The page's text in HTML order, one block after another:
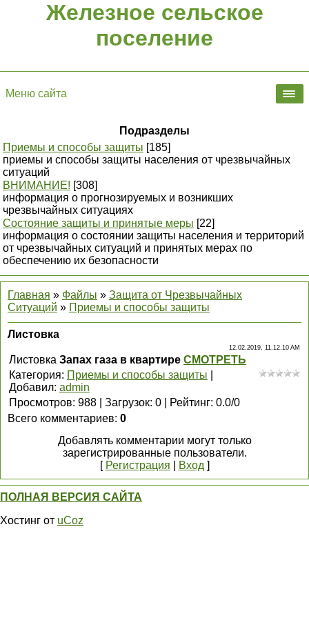
Железное сельское
поселение
Меню сайта
Подразделы
Приемы и способы защиты [185]
приемы и способы защиты населения от чрезвычайных
ситуаций
ВНИМАНИЕ! [308]
информация о прогнозируемых и возникших
чрезвычайных ситуациях
Состояние защиты и принятые меры [22]
информация о состоянии защиты населения и территорий
от чрезвычайных ситуаций и принятых мерах по
обеспечению их безопасности
Главная » Файлы » Защита от Чрезвычайных
Ситуаций » Приемы и способы защиты
Листовка
12.02.2019, 11.12.10 AM
Листовка Запах газа в квартире СМОТРЕТЬ
Категория: Приемы и способы защиты
Добавил: admin
Просмотров: 988 Загрузок: 0 Рейтинг: 0.0/0
Всего комментариев: 0
Добавлять комментарии могут только
зарегистрированные пользователи.
[ Регистрация Вход ]
ПОЛНАЯ ВЕРСИЯ САЙТА
Хостинг от uCoz